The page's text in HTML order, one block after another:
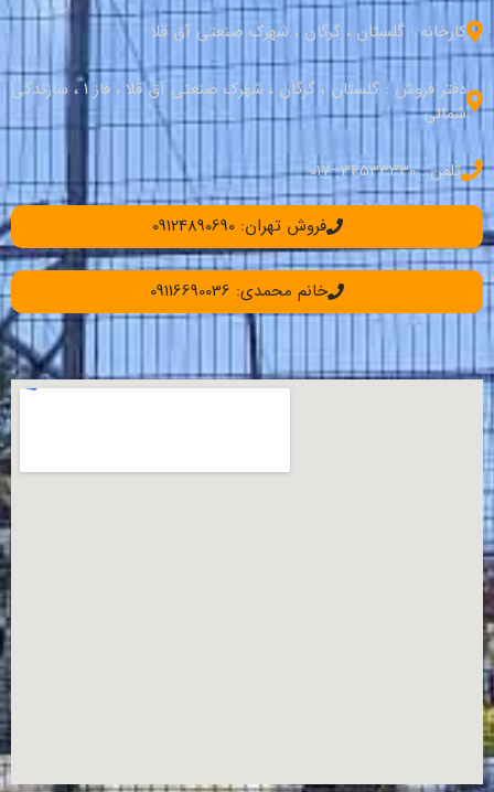
کارخانه : گلستان ، گرگان ، شهرک صنعتی آق قلا
دفتر فروش : گلستان ، گرگان ، شهرک صنعتی آق قلا ، فاز 1 ، سازندگی
شمالی
تلفن : 34533330–017
فروش تهران: 09124890690
خانم محمدی: 09116690036